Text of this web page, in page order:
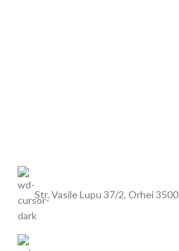
Str. Vasile Lupu 37/2, Orhei 3500